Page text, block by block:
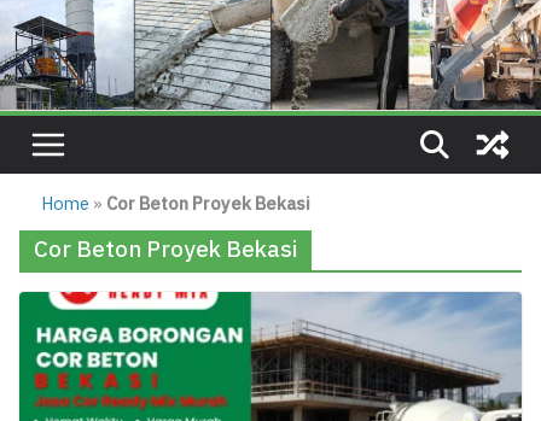
Home » Cor Beton Proyek Bekasi
Cor Beton Proyek Bekasi